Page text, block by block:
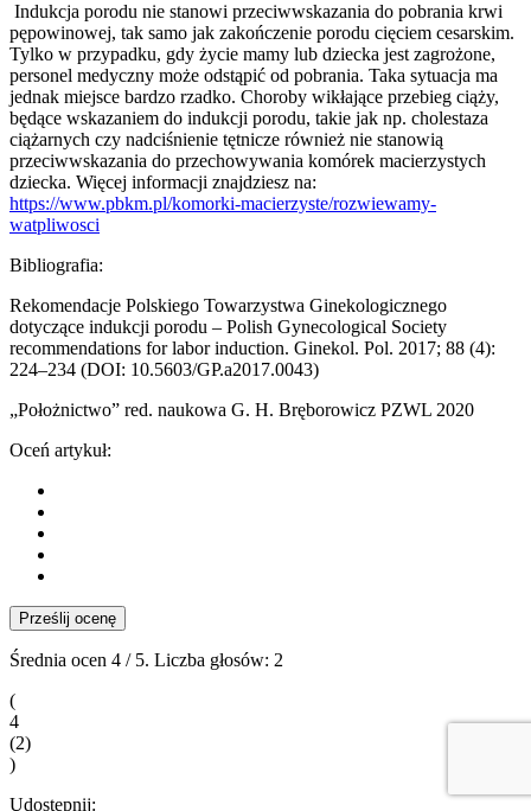
Indukcja porodu nie stanowi przeciwwskazania do pobrania krwi
pępowinowej, tak samo jak zakończenie porodu cięciem cesarskim.
Tylko w przypadku, gdy życie mamy lub dziecka jest zagrożone,
personel medyczny może odstąpić od pobrania. Taka sytuacja ma
jednak miejsce bardzo rzadko. Choroby wikłające przebieg ciąży,
będące wskazaniem do indukcji porodu, takie jak np. cholestaza
ciążarnych czy nadciśnienie tętnicze również nie stanowią
przeciwwskazania do przechowywania komórek macierzystych
dziecka. Więcej informacji znajdziesz na:
https://www.pbkm.pl/komorki-macierzyste/rozwiewamy-
watpliwosci
Bibliografia:
Rekomendacje Polskiego Towarzystwa Ginekologicznego
dotyczące indukcji porodu – Polish Gynecological Society
recommendations for labor induction. Ginekol. Pol. 2017; 88 (4):
224–234 (DOI: 10.5603/GP.a2017.0043)
„Położnictwo” red. naukowa G. H. Bręborowicz PZWL 2020
Oceń artykuł:
Prześlij ocenę
Średnia ocen 4 / 5. Liczba głosów: 2
(
4
(2)
)
Udostępnij: